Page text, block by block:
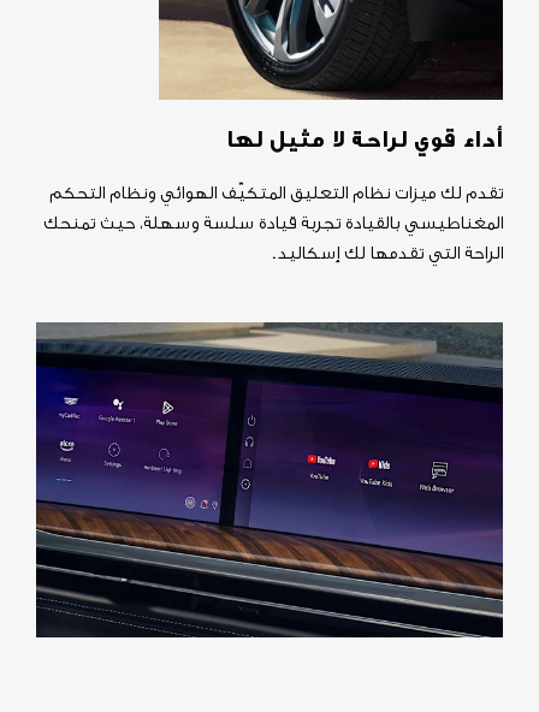
أداء قوي لراحة لا مثيل لها
تقدم لك ميزات نظام التعليق المتكيّف الهوائي ونظام التحكم
المغناطيسي بالقيادة تجربة قيادة سلسة وسهلة، حيث تمنحك
الراحة التي تقدمها لك إسكاليد.